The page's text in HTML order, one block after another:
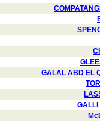
GALAL ABD EL